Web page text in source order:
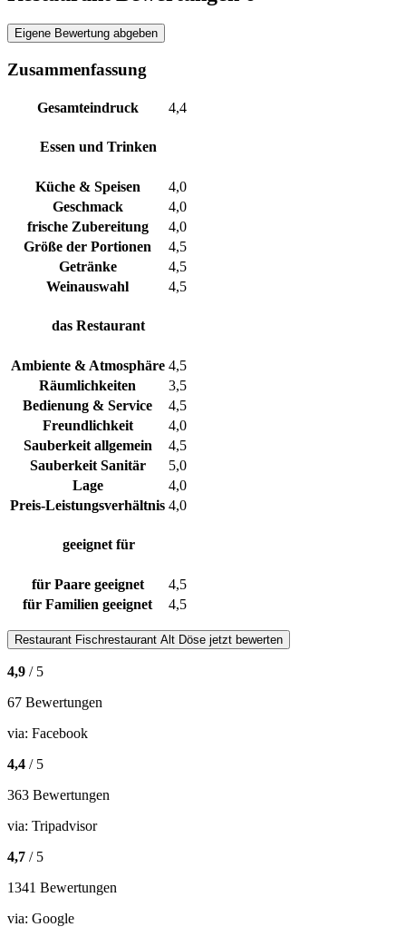
Eigene Bewertung abgeben
Zusammenfassung
Gesamteindruck 4,4
Essen und Trinken
Küche & Speisen
4,0
Geschmack
4,0
frische Zubereitung
4,0
Größe der Portionen
4,5
Getränke
4,5
Weinauswahl
4,5
das Restaurant
Ambiente & Atmosphäre 4,5
Räumlichkeiten
3,5
Bedienung & Service
4,5
Freundlichkeit
4,0
Sauberkeit allgemein
4,5
Sauberkeit Sanitär
5,0
Lage
4,0
Preis-Leistungsverhältnis 4,0
geeignet für
für Paare geeignet
4,5
für Familien geeignet
4,5
Restaurant Fischrestaurant Alt Döse jetzt bewerten
4,9 / 5
67 Bewertungen
via: Facebook
4,4 / 5
363 Bewertungen
via: Tripadvisor
4,7 / 5
1341 Bewertungen
via: Google